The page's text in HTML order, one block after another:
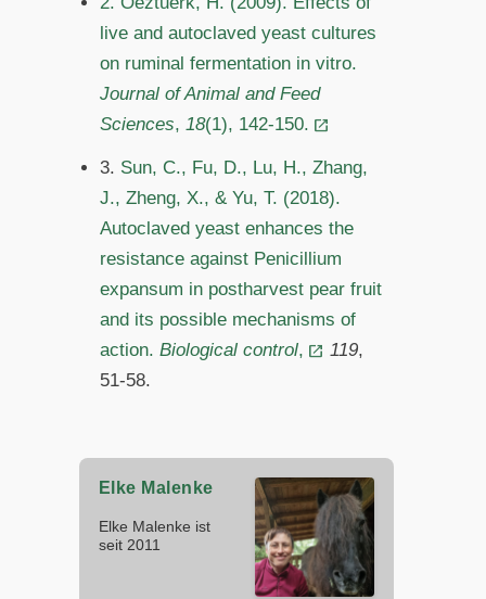
live and autoclaved yeast cultures
on ruminal fermentation in vitro.
Journal of Animal and Feed
Sciences,18(1), 142-150.
3. Sun, C., Fu, D., Lu, H., Zhang,
J., Zheng, X., & Yu, T. (2018).
Autoclaved yeast enhances the
resistance against Penicillium
expansum in postharvest pear fruit
and its possible mechanisms of
action.Biological control, 119,
51-58.
Elke Malenke
Elke Malenke ist
seit 2011